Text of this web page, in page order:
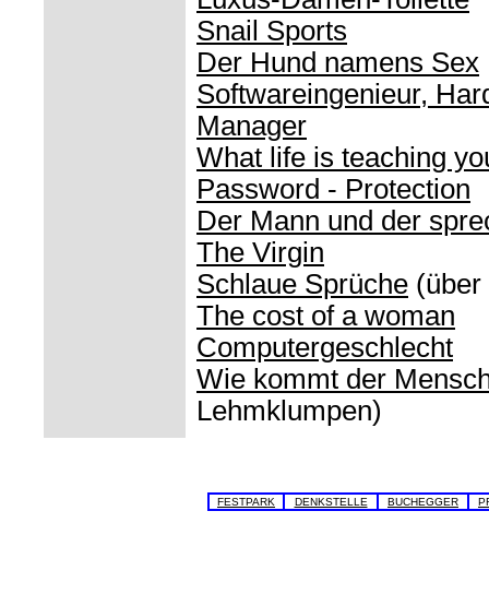
Snail Sports
Der Hund namens Sex
Softwareingenieur,
Manager
What life is teaching
Password - Protection
Der Mann und der
The Virgin
Schlaue Sprüche (über
The cost of a woman
Computergeschlecht
Wie kommt der
Lehmklumpen)
FESTPARK DENKSTELLE BUCHEGGER